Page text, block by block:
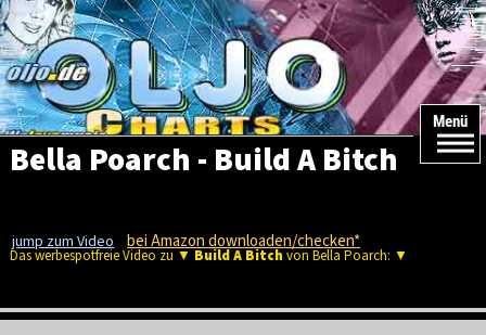
Menü
Bella Poarch - Build A Bitch
jump zum Video bei Amazon downloaden/checken*
Das werbespotfreie Video zu ▼ Build A Bitch von Bella Poarch: ▼